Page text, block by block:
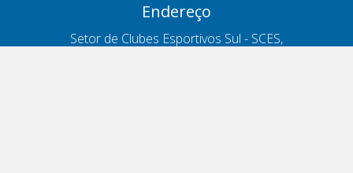
Endereço
Setor de Clubes Esportivos Sul - SCES,